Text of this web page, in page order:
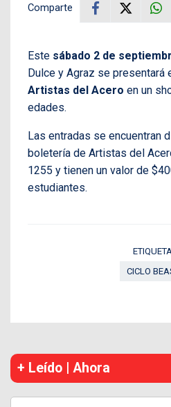
Comparte
Este sábado 2 de
Dulce y Agraz se presentará
Artistas del Acero en un
edades.
Las entradas se encuentran
boletería de Artistas del
1255 y tienen un valor de
estudiantes.
CICLO
+ Leído | Ahora